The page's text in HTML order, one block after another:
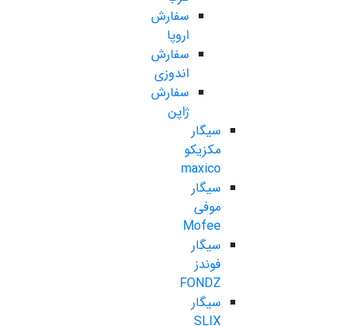
سفارش
اروپا
سفارش
اندوزی
سفارش
ژاپن
سیگار
مکزیکو
maxico
سیگار
موفی
Mofee
سیگار
فوندز
FONDZ
سیگار
SLIX